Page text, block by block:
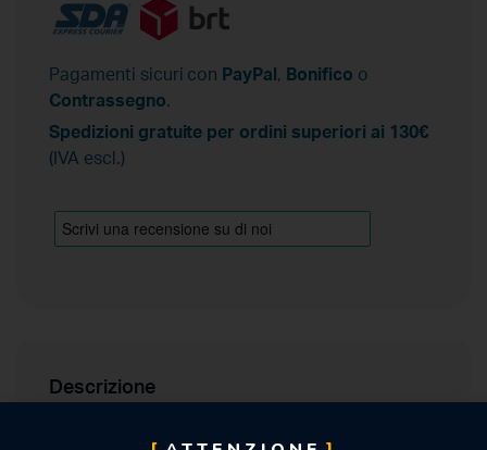
Pagamenti sicuri con PayPal , Bonifico o
Contrassegno.
Spedizioni gratuite per ordini superiori ai 130€
(IVA escl.)
Descrizione